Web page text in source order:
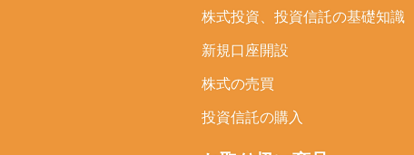
株式投資、投資信託の基礎知識
新規口座開設
株式の売買
投資信託の購入